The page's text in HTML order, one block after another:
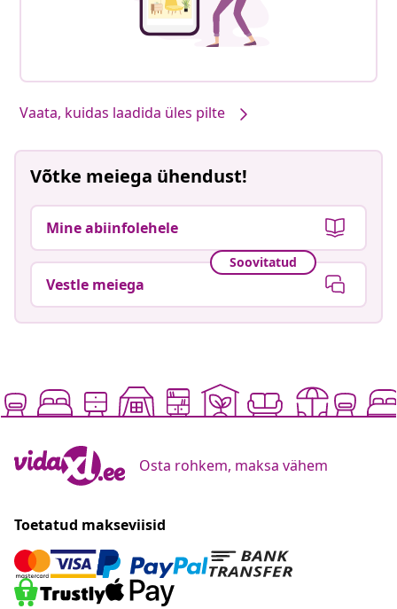
Vaata, kuidas laadida üles pilte
Võtke meiega ühendust!
Mine abiinfolehele
Soovitatud
Vestle meiega
Osta rohkem, maksa vähem
Toetatud makseviisid